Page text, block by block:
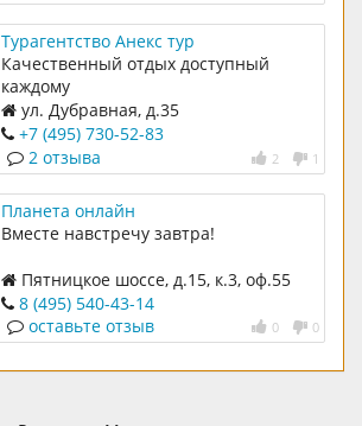
Турагентство Анекс тур
Качественный отдых доступный
каждому
ул. Дубравная, д.35
+7 (495) 730-52-83
2 1
2 отзыва
Планета онлайн
Вместе навстречу завтра!
Пятницкое шоссе, д.15, к.3, оф.55
8 (495) 540-43-14
0 0
оставьте отзыв